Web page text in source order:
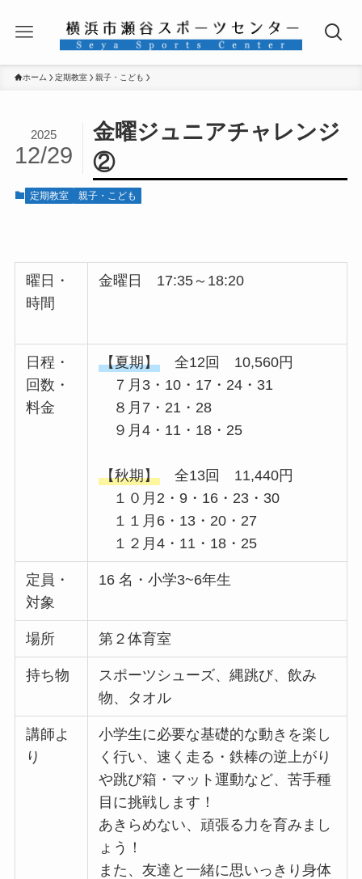
ホーム 定期教室 親子・こども
金曜ジュニアチャレンジ
②
2025
12/29
定期教室 親子・こども
曜日・
時間
金曜日 17:35～18:20
日程・
回数・
料金
【夏期】 全12回 10,560円
７月3・10・17・24・31
８月7・21・28
９月4・11・18・25
【秋期】 全13回 11,440円
１０月2・9・16・23・30
１１月6・13・20・27
１２月4・11・18・25
定員・
対象
16 名・小学3~6年生
場所 第２体育室
持ち物
スポーツシューズ、縄跳び、飲み
物、タオル
講師よ
り
小学生に必要な基礎的な動きを楽し
く行い、速く走る・鉄棒の逆上がり
や跳び箱・マット運動など、苦手種
目に挑戦します！
あきらめない、頑張る力を育みまし
ょう！
また、友達と一緒に思いっきり身体